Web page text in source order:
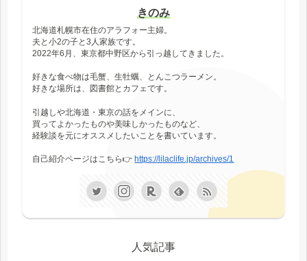
きのみ
北海道札幌市在住のアラフォー主婦。
夫と小2の子と3人家族です。
2022年6月、東京都中野区から引っ越してきました。
好きな食べ物は毛蟹、生牡蠣、とんこつラーメン。
好きな場所は、図書館とカフェです。
引越しや北海道・東京の話をメインに、
買ってよかったものや美味しかったものなど、
経験談を元にオススメしたいことを書いています。
自己紹介ページはこちら👉 https://lilaclife.jp/archives/1
人気記事